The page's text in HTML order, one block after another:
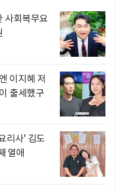
사회복무요
이지혜 저
출세했구
리사' 김도
열애